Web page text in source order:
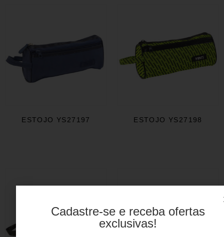
ESTOJO YS27197 ESTOJO YS27198
Cadastre-se e receba ofertas
exclusivas!